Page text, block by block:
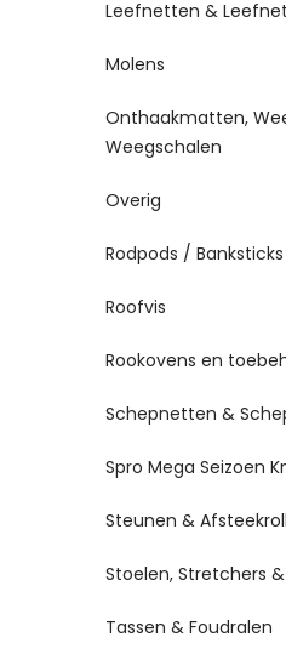
Leefnetten &
Molens
Onthaakmatten,
Weegschalen
Overig
Rodpods /
Roofvis
Rookovens en
Schepnetten &
Spro Mega Seizoen
Steunen &
Stoelen, Stretchers
Tassen & Foudralen